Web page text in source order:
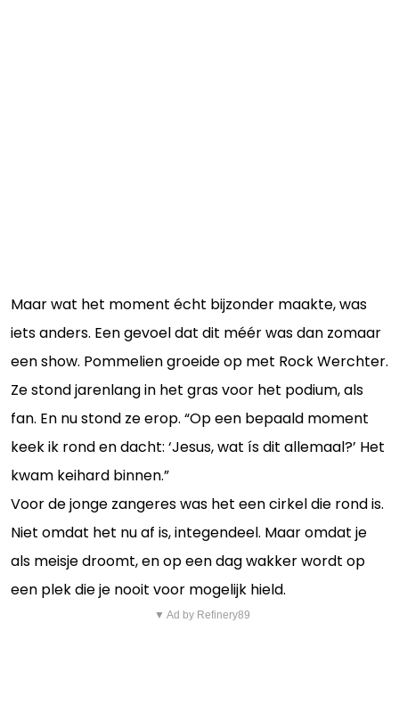
Maar wat het moment écht bijzonder maakte, was
iets anders. Een gevoel dat dit méér was dan zomaar
een show. Pommelien groeide op met Rock Werchter.
Ze stond jarenlang in het gras voor het podium, als
fan. En nu stond ze erop. “Op een bepaald moment
keek ik rond en dacht: ‘Jesus, wat ís dit allemaal?’ Het
kwam keihard binnen.”
Voor de jonge zangeres was het een cirkel die rond is.
Niet omdat het nu af is, integendeel. Maar omdat je
als meisje droomt, en op een dag wakker wordt op
een plek die je nooit voor mogelijk hield.
▼ Ad by Refinery89